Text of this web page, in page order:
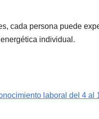
cada persona puede
individual.
laboral del 4 al